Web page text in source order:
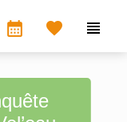
calendar_month  